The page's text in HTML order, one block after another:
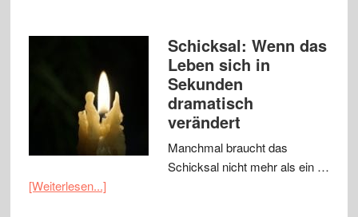
Schicksal: Wenn das
Leben sich in
Sekunden
dramatisch
verändert
Manchmal braucht das
Schicksal nicht mehr als ein …
[Weiterlesen...]